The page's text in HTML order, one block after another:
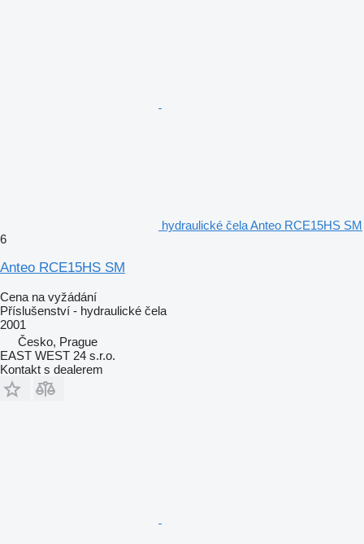
hydraulické čela Anteo RCE15HS SM
6
Anteo RCE15HS SM
Cena na vyžádání
Příslušenství - hydraulické čela
2001
Česko, Prague
EAST WEST 24 s.r.o.
Kontakt s dealerem